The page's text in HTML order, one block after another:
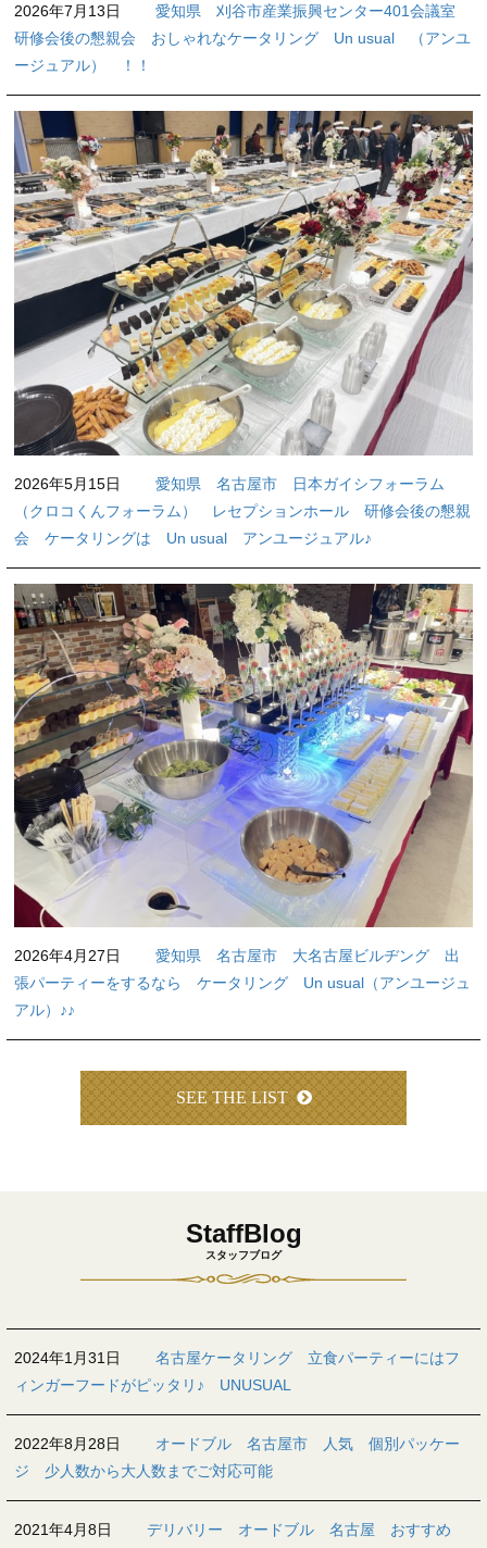
2026年7月13日
愛知県 刈谷市産業振興センター401会議室
研修会後の懇親会 おしゃれなケータリング Un usual （アンユ
ージュアル） ！！
2026年5月15日
愛知県 名古屋市 日本ガイシフォーラム
（クロコくんフォーラム） レセプションホール 研修会後の懇親
会 ケータリングは Un usual アンユージュアル♪
2026年4月27日
愛知県 名古屋市 大名古屋ビルヂング 出
張パーティーをするなら ケータリング Un usual（アンユージュ
アル）♪♪
SEE THE LIST
StaffBlog
スタッフブログ
2024年1月31日
名古屋ケータリング 立食パーティーにはフ
ィンガーフードがピッタリ♪ UNUSUAL
2022年8月28日
オードブル 名古屋市 人気 個別パッケー
ジ 少人数から大人数までご対応可能
2021年4月8日 デリバリー オードブル 名古屋 おすすめ